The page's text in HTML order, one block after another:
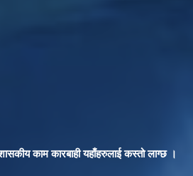
काम कारबाही यहाँहरुलाई कस्तो लाग्छ ।